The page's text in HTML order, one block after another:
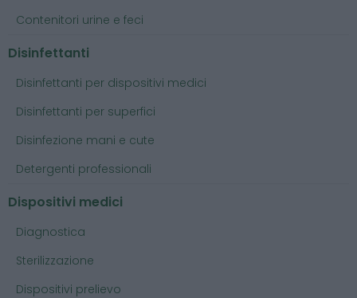
Contenitori urine e feci
Disinfettanti
Disinfettanti per dispositivi medici
Disinfettanti per superfici
Disinfezione mani e cute
Detergenti professionali
Dispositivi medici
Diagnostica
Sterilizzazione
Dispositivi prelievo